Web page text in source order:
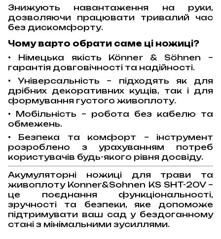
Знижують навантаження на руки,
дозволяючи працювати тривалий час
без дискомфорту.
Чому варто обрати саме ці ножиці?
• Німецька якість Könner & Söhnen –
гарантія довговічності та надійності.
• Універсальність – підходять як для
дрібних декоративних кущів, так і для
формування густого живоплоту.
• Мобільність – робота без кабелю та
обмежень.
• Безпека та комфорт – інструмент
розроблено з урахуванням потреб
користувачів будь-якого рівня досвіду.
Акумуляторні ножиці для трави та
живоплоту Konner&Sohnen KS SHT-20V –
це поєднання функціональності,
зручності та безпеки, яке допоможе
підтримувати ваш сад у бездоганному
стані з мінімальними зусиллями.